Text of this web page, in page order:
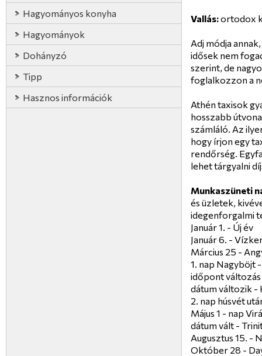
Hagyományos konyha
Hagyományok
Dohányzó
Tipp
Hasznos információk
Vallás:ortodox
Adj módja
idősek nem
szerint, de
foglalkozzon a
Athén taxisok
hosszabb
számláló. Az
hogy írjon egy
rendőrség.
lehet tárgyalni
Munkaszüneti
és üzletek,
idegenforgalmi
Január 1. - Új év
Január 6. -
Március 25 -
1. nap Nagyböjt
időpont
dátum változik -
2. nap húsvét
Május 1 - nap
dátum vált -
Augusztus 15. -
Október 28 -